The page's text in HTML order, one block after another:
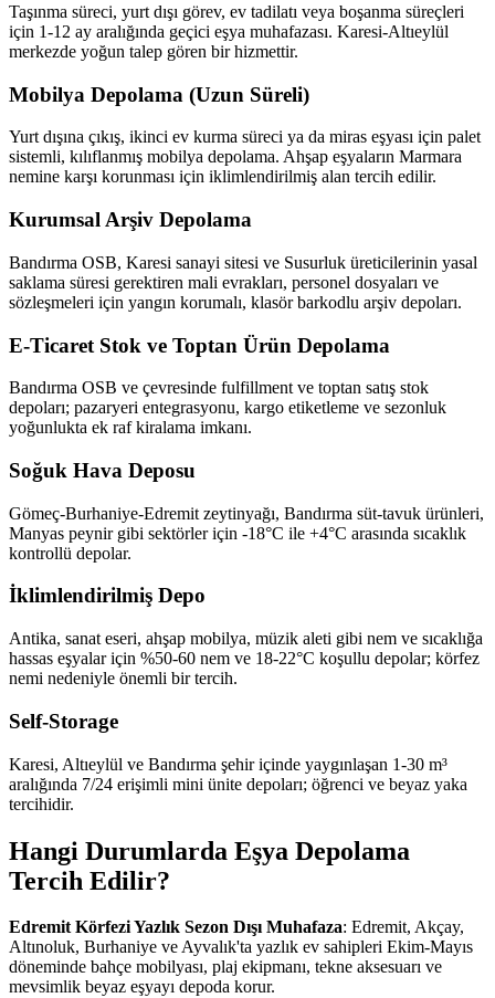
Taşınma süreci, yurt dışı görev, ev tadilatı veya boşanma süreçleri
için 1-12 ay aralığında geçici eşya muhafazası. Karesi-Altıeylül
merkezde yoğun talep gören bir hizmettir.
Mobilya Depolama (Uzun Süreli)
Yurt dışına çıkış, ikinci ev kurma süreci ya da miras eşyası için palet
sistemli, kılıflanmış mobilya depolama. Ahşap eşyaların Marmara
nemine karşı korunması için iklimlendirilmiş alan tercih edilir.
Kurumsal Arşiv Depolama
Bandırma OSB, Karesi sanayi sitesi ve Susurluk üreticilerinin yasal
saklama süresi gerektiren mali evrakları, personel dosyaları ve
sözleşmeleri için yangın korumalı, klasör barkodlu arşiv depoları.
E-Ticaret Stok ve Toptan Ürün Depolama
Bandırma OSB ve çevresinde fulfillment ve toptan satış stok
depoları; pazaryeri entegrasyonu, kargo etiketleme ve sezonluk
yoğunlukta ek raf kiralama imkanı.
Soğuk Hava Deposu
Gömeç-Burhaniye-Edremit zeytinyağı, Bandırma süt-tavuk ürünleri,
Manyas peynir gibi sektörler için -18°C ile +4°C arasında sıcaklık
kontrollü depolar.
İklimlendirilmiş Depo
Antika, sanat eseri, ahşap mobilya, müzik aleti gibi nem ve sıcaklığa
hassas eşyalar için %50-60 nem ve 18-22°C koşullu depolar; körfez
nemi nedeniyle önemli bir tercih.
Self-Storage
Karesi, Altıeylül ve Bandırma şehir içinde yaygınlaşan 1-30 m³
aralığında 7/24 erişimli mini ünite depoları; öğrenci ve beyaz yaka
tercihidir.
Hangi Durumlarda Eşya Depolama
Tercih Edilir?
Edremit Körfezi Yazlık Sezon Dışı Muhafaza: Edremit, Akçay,
Altınoluk, Burhaniye ve Ayvalık'ta yazlık ev sahipleri Ekim-Mayıs
döneminde bahçe mobilyası, plaj ekipmanı, tekne aksesuarı ve
mevsimlik beyaz eşyayı depoda korur.